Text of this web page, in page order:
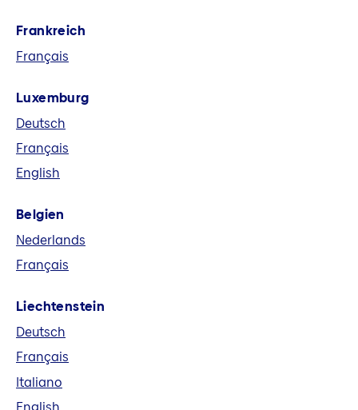
Fusion Helvetia und Baloise
Alle Unterlagen im Zusammenhang mit der
hier heruntergeladen werden.
Frankreich
Français
Luxemburg
Deutsch
Français
English
Belgien
Nederlands
Français
Liechtenstein
Deutsch
Français
Italiano